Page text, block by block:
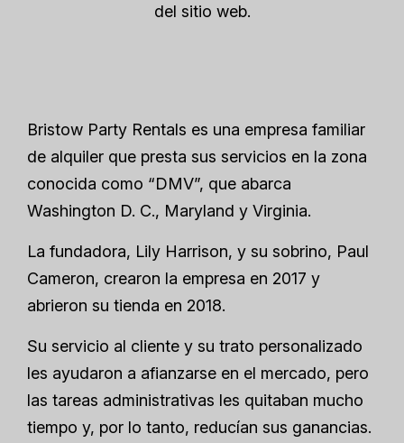
del sitio web.
Bristow Party Rentals es una empresa familiar
de alquiler que presta sus servicios en la zona
conocida como “DMV”, que abarca
Washington D. C., Maryland y Virginia.
La fundadora, Lily Harrison, y su sobrino, Paul
Cameron, crearon la empresa en 2017 y
abrieron su tienda en 2018.
Su servicio al cliente y su trato personalizado
les ayudaron a afianzarse en el mercado, pero
las tareas administrativas les quitaban mucho
tiempo y, por lo tanto, reducían sus ganancias.